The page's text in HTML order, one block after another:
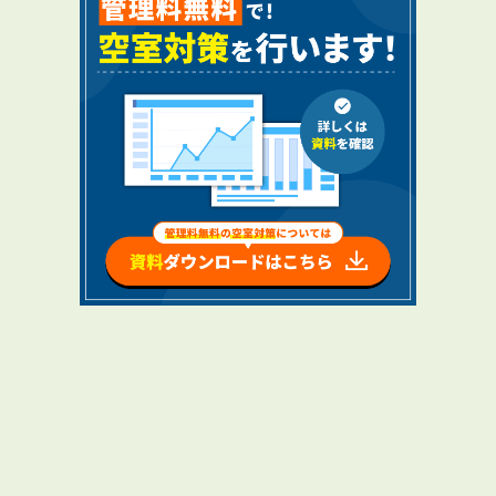
RENTALアブレイズの賃貸管理
管理料無料について
４つの強み
報酬と独自の保証内容
手続きの流れ